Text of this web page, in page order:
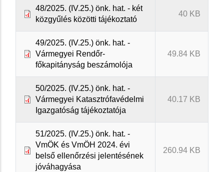
48/2025. (IV.25.) önk. hat. - két
közgyűlés közötti tájékoztató
40 KB
49/2025. (IV.25.) önk. hat. -
Vármegyei Rendőr-
főkapitányság beszámolója
49.84 KB
50/2025. (IV.25.) önk. hat. -
Vármegyei Katasztrófavédelmi
Igazgatóság tájékoztatója
40.17 KB
51/2025. (IV.25.) önk. hat. -
VmÖK és VmÖH 2024. évi
belső ellenőrzési jelentésének
jóváhagyása
260.94 KB